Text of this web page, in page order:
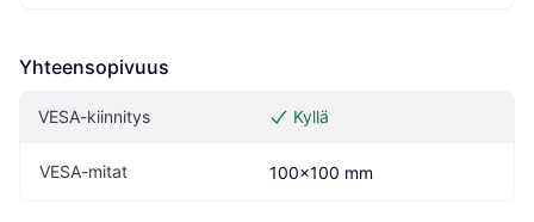
Yhteensopivuus
VESA-kiinnitys Kyllä
VESA-mitat 100x100 mm